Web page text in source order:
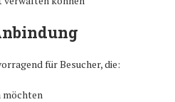
für Besucher, die:
möchten